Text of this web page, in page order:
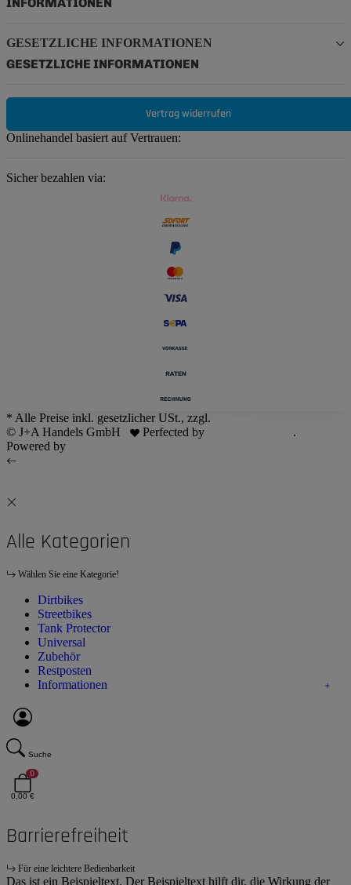
INFORMATIONEN
GESETZLICHE INFORMATIONEN
GESETZLICHE INFORMATIONEN
Vertrag widerrufen
Onlinehandel basiert auf Vertrauen:
Sicher bezahlen via:
* Alle Preise inkl. gesetzlicher USt., zzgl.
© J+A Handels GmbH
Perfected by
.
Powered by
Alle Kategorien
Wählen Sie eine Kategorie!
Dirtbikes
Streetbikes
Tank Protector
Universal
Zubehör
Restposten
Informationen
Suche
0
0,00 €
Barrierefreiheit
Für eine leichtere Bedienbarkeit
Das ist ein Beispieltext. Der Beispieltext hilft dir, die Wirkung der